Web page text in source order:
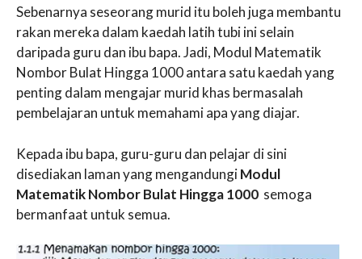
Sebenarnya seseorang murid itu boleh juga membantu
rakan mereka dalam kaedah latih tubi ini selain
daripada guru dan ibu bapa. Jadi, Modul Matematik
Nombor Bulat Hingga 1000 antara satu kaedah yang
penting dalam mengajar murid khas bermasalah
pembelajaran untuk memahami apa yang diajar.
Kepada ibu bapa, guru-guru dan pelajar di sini
disediakan laman yang mengandungiModul
Matematik Nombor Bulat Hingga 1000 semoga
bermanfaat untuk semua.